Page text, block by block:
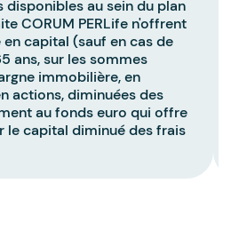
disponibles au sein du plan
CORUM PERLife n'offrent
capital (sauf en cas de
ans, sur les sommes
immobilière, en
actions, diminuées des
au fonds euro qui offre
le capital diminué des frais